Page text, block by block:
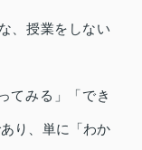
、授業をしない
てみる」「でき
り、単に「わか